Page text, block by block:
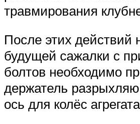
травмирования
После этих действий
будущей сажалки с
болтов необходимо
держатель
ось для колёс